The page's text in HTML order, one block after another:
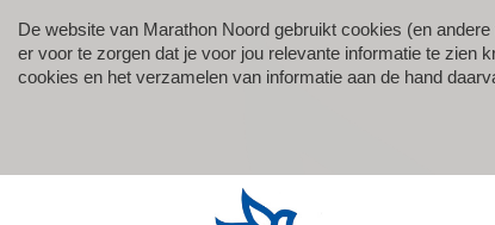
De website van Marathon Noord gebruikt cookies (en
er voor te zorgen dat je voor jou relevante informatie te zien
cookies en het verzamelen van informatie aan de hand